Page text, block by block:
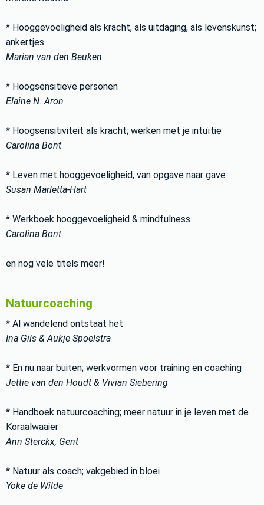
* Hooggevoeligheid als kracht, als uitdaging, als levenskunst;
ankertjes
Marian van den Beuken
* Hoogsensitieve personen
Elaine N. Aron
* Hoogsensitiviteit als kracht; werken met je intuïtie
Carolina Bont
* Leven met hooggevoeligheid, van opgave naar gave
Susan Marletta-Hart
* Werkboek hooggevoeligheid & mindfulness
Carolina Bont
en nog vele titels meer!
Natuurcoaching
* Al wandelend ontstaat het
Ina Gils & Aukje Spoelstra
* En nu naar buiten; werkvormen voor training en coaching
Jettie van den Houdt & Vivian Siebering
* Handboek natuurcoaching; meer natuur in je leven met de
Koraalwaaier
Ann Sterckx, Gent
* Natuur als coach; vakgebied in bloei
Yoke de Wilde